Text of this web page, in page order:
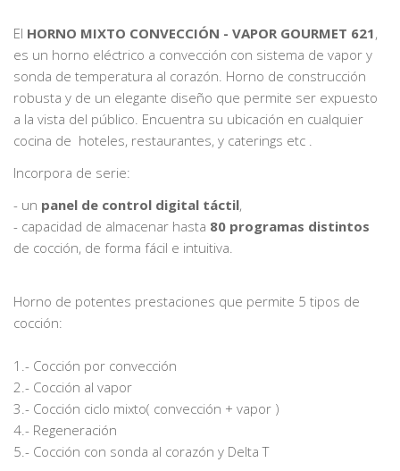
El HORNO MIXTO CONVECCIÓN - VAPOR GOURMET 621,
es un horno eléctrico a convección con sistema de vapor y
sonda de temperatura al corazón. Horno de construcción
robusta y de un elegante diseño que permite ser expuesto
a la vista del público. Encuentra su ubicación en cualquier
cocina de hoteles, restaurantes, y caterings etc .
Incorpora de serie:
- un panel de control digital táctil,
- capacidad de almacenar hasta 80 programas distintos
de cocción, de forma fácil e intuitiva.
Horno de potentes prestaciones que permite 5 tipos de
cocción:
1.- Cocción por convección
2.- Cocción al vapor
3.- Cocción ciclo mixto( convección + vapor )
4.- Regeneración
5.- Cocción con sonda al corazón y Delta T